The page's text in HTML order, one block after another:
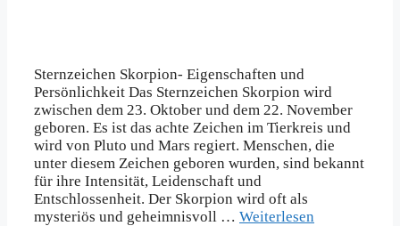
Sternzeichen Skorpion- Eigenschaften und
Persönlichkeit Das Sternzeichen Skorpion wird
zwischen dem 23. Oktober und dem 22. November
geboren. Es ist das achte Zeichen im Tierkreis und
wird von Pluto und Mars regiert. Menschen, die
unter diesem Zeichen geboren wurden, sind bekannt
für ihre Intensität, Leidenschaft und
Entschlossenheit. Der Skorpion wird oft als
mysteriös und geheimnisvoll … Weiterlesen